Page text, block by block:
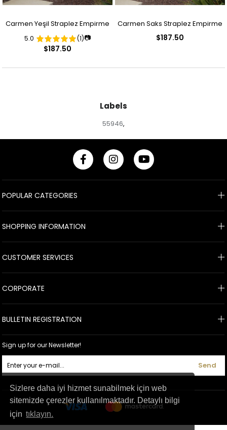
Sizlere daha iyi hizmet sunabilmek için web
sitemizde çerezler kullanılmaktadır. Detaylı bilgi
için tıklayın.
Carmen Yeşil Straplez Empirme
Abiye Elbise
5.0 (1)📷
$187.50
Carmen Saks Straplez Empirme
$187.50
Labels
55946,
POPULAR CATEGORIES
SHOPPING INFORMATION
CUSTOMER SERVICES
CORPORATE
BULLETIN REGISTRATION
Sign up for our Newsletter!
Send